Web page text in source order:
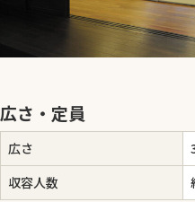
広さ・定員
広さ
収容人数